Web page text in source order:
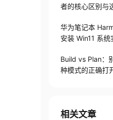
者的核心区别与
华为笔记本
安装 Win11 系统
Build vs Plan：
种模式的正确打
相关文章